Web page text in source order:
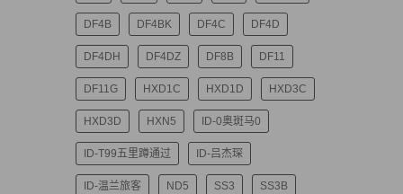
DF4B DF4BK DF4C DF4D
DF4DH DF4DZ DF8B DF11
DF11G HXD1C HXD1D HXD3C
HXD3D HXN5 ID-0奥斑马0
ID-T99五里蹲通过 ID-吕杰琛
ID-温兰旅客 ND5 SS3 SS3B